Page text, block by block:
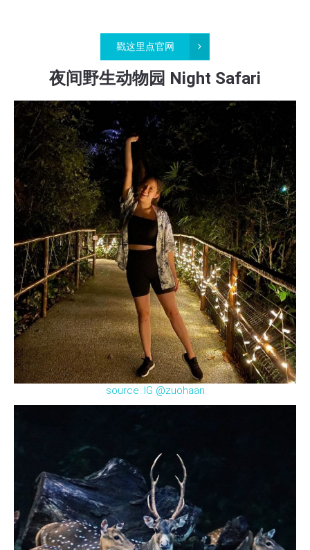
戳这里点官网
夜间野生动物园 Night Safari
source: IG @zuohaan